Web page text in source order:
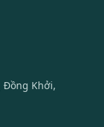
Đồng Khởi,